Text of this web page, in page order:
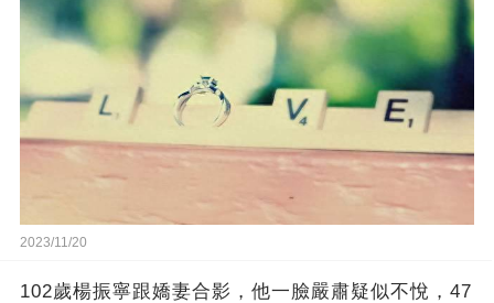
2023/11/20
102歲楊振寧跟嬌妻合影，他一臉嚴肅疑似不悅，47